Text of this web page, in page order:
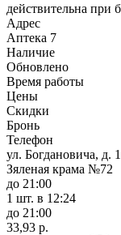
действительна при
Адрес
Аптека 7
Наличие
Обновлено
Время работы
Цены
Скидки
Бронь
Телефон
ул. Богдановича, д.
Зяленая крама №72
до 21:00
1 шт. в 12:24
до 21:00
33,93 р.